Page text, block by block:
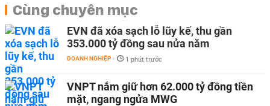
Cùng chuyên mục
EVN đã xóa sạch lỗ lũy kế, thu gần
353.000 tỷ đồng sau nửa năm
DOANH NGHIỆP - 1 phút trước
VNPT nắm giữ hơn 62.000 tỷ đồng tiền
mặt, ngang ngửa MWG